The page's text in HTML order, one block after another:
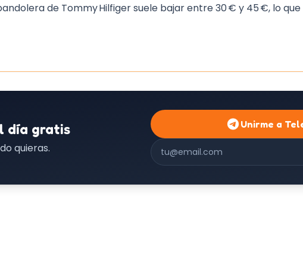
de Tommy Hilfiger suele bajar entre 30 € y 45 €, lo que
día gratis
quieras.
Unirme a
Correo electrónico